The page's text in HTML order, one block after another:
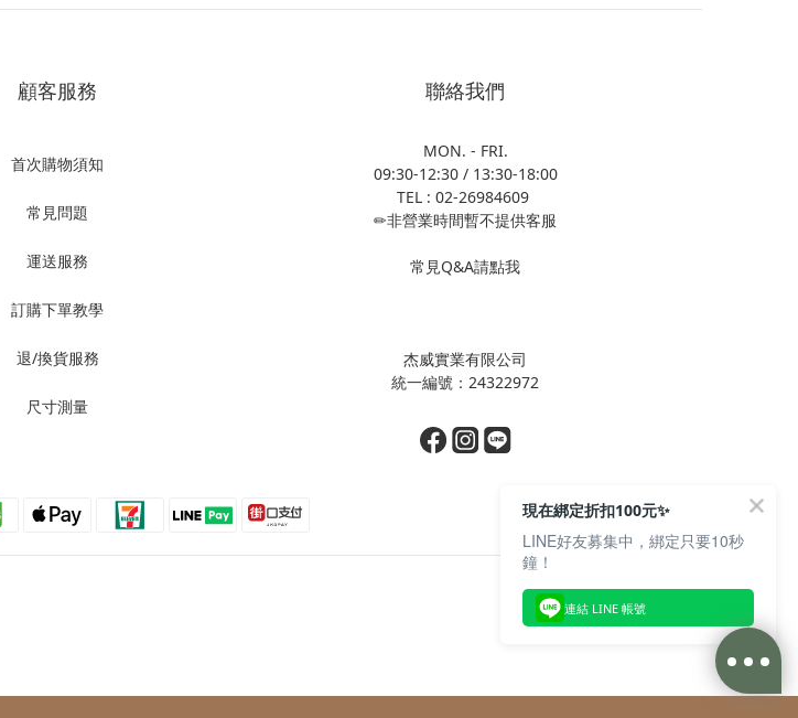
顧客服務
首次購物須知
常見問題
運送服務
訂購下單教學
退/換貨服務
尺寸測量
聯絡我們
MON. - FRI.
09:30-12:30 / 13:30-18:00
TEL : 02-26984609
✏非營業時間暫不提供客服
常見Q&A請點我
杰威實業有限公司
統一編號：24322972
現在綁定折扣100元✨
LINE好友募集中，綁定只要10秒
鐘！
連結 LINE 帳號